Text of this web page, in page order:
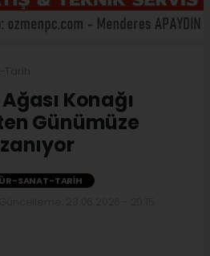
Konağı
Günümüze
SANAT-TARIH